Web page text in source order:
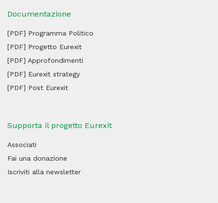
Documentazione
[PDF] Programma Politico
[PDF] Progetto Eurexit
[PDF] Approfondimenti
[PDF] Eurexit strategy
[PDF] Post Eurexit
Supporta il progetto Eurexit
Associati
Fai una donazione
Iscriviti alla newsletter